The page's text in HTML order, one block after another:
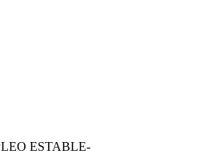
ESTABLE-